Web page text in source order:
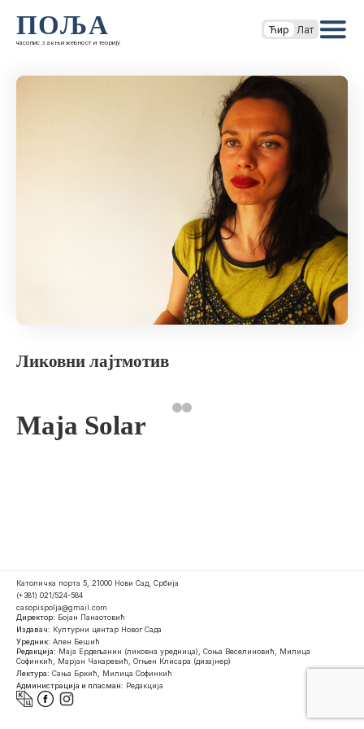
ПОЉА
часопис за књижевност и теорију
Ћир Лат
Ликовни лајтмотив
Maja Solar
Католичка порта 5, 21000 Нови Сад, Србија
(+381) 021/524-584
casopispolja@gmail.com
Директор: Бојан Панаотовић
Издавач: Културни центар Новог Сада
Уредник: Ален Бешић
Редакција: Маја Ердељанин (ликовна уредница), Соња Веселиновић, Милица
Софинкић, Марјан Чакаревић, Огњен Клисара (дизајнер)
Лектура: Сања Бркић, Милица Софинкић
Администрација и пласман: Редакција